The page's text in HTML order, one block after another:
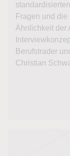
Fragen und
Ähnlichkeit der
Berufstrader
Christian